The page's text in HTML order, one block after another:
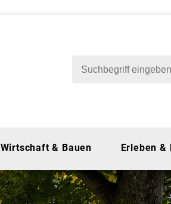
Wirtschaft & Bauen Erleben &